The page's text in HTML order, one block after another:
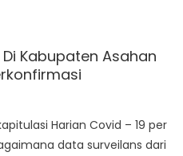
Kabupaten Asahan
Harian Covid – 19 per
data surveilans dari